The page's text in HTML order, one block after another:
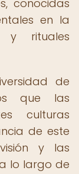
conocidas
en la
y rituales
de
que las
culturas
de este
y las
lo largo de